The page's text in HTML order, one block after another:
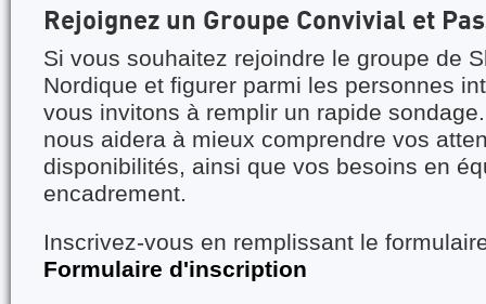
Rejoignez un Groupe Convivial et
Si vous souhaitez rejoindre le groupe de
Nordique et figurer parmi les personnes
vous invitons à remplir un rapide
nous aidera à mieux comprendre vos
disponibilités, ainsi que vos besoins en
encadrement.
Inscrivez-vous en remplissant le
Formulaire d'inscription